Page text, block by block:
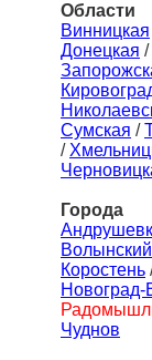
Области
Винницкая
Донецкая /
Сумская /
/
Города
Волынский
Коростень
Чуднов